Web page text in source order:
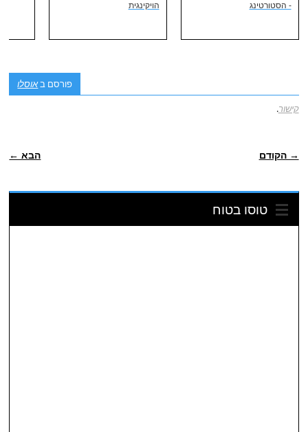
- הסטורטינג
הויקינגית
פורסם באוסלו
קישור.
→ הקודם הבא ←
טוסו בטוח